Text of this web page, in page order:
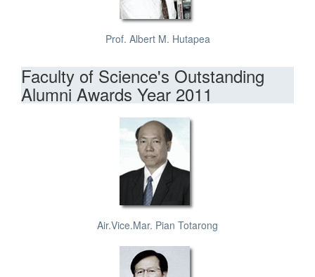
Prof. Albert M. Hutapea
Faculty of Science's Outstanding
Alumni Awards Year 2011
Air.Vice.Mar. Pian Totarong